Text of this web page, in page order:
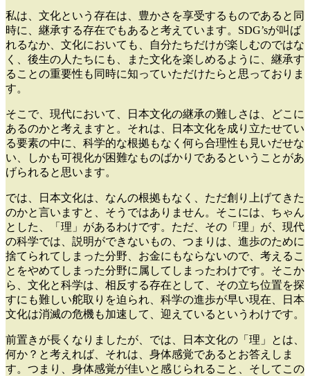
私は、文化という存在は、豊かさを享受するものであると同
時に、継承する存在でもあると考えています。SDG’sが叫ば
れるなか、文化においても、自分たちだけが楽しむのではな
く、後生の人たちにも、また文化を楽しめるように、継承す
ることの重要性も同時に知っていただけたらと思っておりま
す。
そこで、現代において、日本文化の継承の難しさは、どこに
あるのかと考えますと。それは、日本文化を成り立たせてい
る要素の中に、科学的な根拠もなく何ら合理性も見いだせな
い、しかも可視化が困難なものばかりであるということがあ
げられると思います。
では、日本文化は、なんの根拠もなく、ただ創り上げてきた
のかと言いますと、そうではありません。そこには、ちゃん
とした、「理」があるわけです。ただ、その「理」が、現代
の科学では、説明ができないもの、つまりは、進歩のために
捨てられてしまった分野、お金にもならないので、考えるこ
とをやめてしまった分野に属してしまったわけです。そこか
ら、文化と科学は、相反する存在として、その立ち位置を探
すにも難しい舵取りを迫られ、科学の進歩が早い現在、日本
文化は消滅の危機も加速して、迎えているというわけです。
前置きが長くなりましたが、では、日本文化の「理」とは、
何か？と考えれば、それは、身体感覚であるとお答えしま
す。つまり、身体感覚が佳いと感じられること、そしてこの